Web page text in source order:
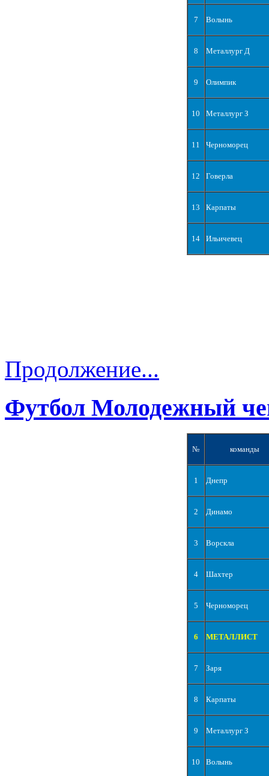
7 Волынь
8 Металлург Д
9 Олимпик
10 Металлург З
11 Черноморец
12 Говерла
13 Карпаты
14 Ильичевец
Продолжение...
Футбол Молодежный
№ команды
1 Днепр
2 Динамо
3 Ворскла
4 Шахтер
5 Черноморец
6 МЕТАЛЛИСТ
7 Заря
8 Карпаты
9 Металлург З
10 Волынь